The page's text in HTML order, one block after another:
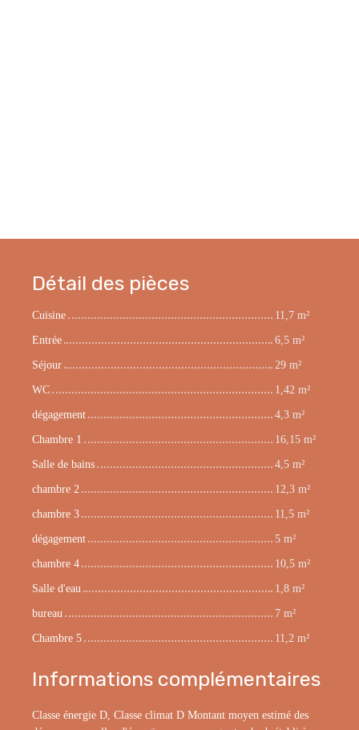
Détail des pièces
Cuisine
11,7 m²
Entrée
6,5 m²
Séjour
29 m²
WC
1,42 m²
dégagement
4,3 m²
Chambre 1
16,15 m²
Salle de bains
4,5 m²
chambre 2
12,3 m²
chambre 3
11,5 m²
dégagement
5 m²
chambre 4
10,5 m²
Salle d'eau
1,8 m²
bureau
7 m²
Chambre 5
11,2 m²
Informations complémentaires
Classe énergie D, Classe climat D Montant moyen estimé des